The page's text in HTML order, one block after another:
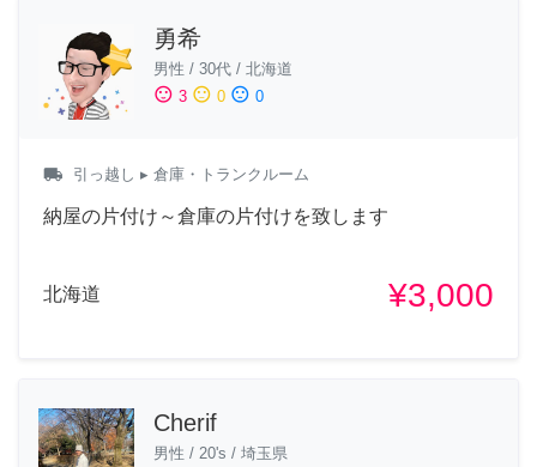
勇希
男性 / 30代 / 北海道
sentiment_satisfied 3 sentiment_neutral 0 sentiment_dissatisfied 0
local_shipping 引っ越し ▸ 倉庫・トランクルーム
納屋の片付け～倉庫の片付けを致します
北海道 ¥3,000
Cherif
男性 / 20's / 埼玉県